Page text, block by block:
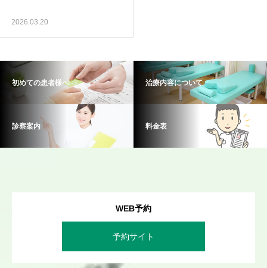
2026.03.20
初めての患者様へ 治療内容について
診察案内 料金表
WEB予約
予約サイト